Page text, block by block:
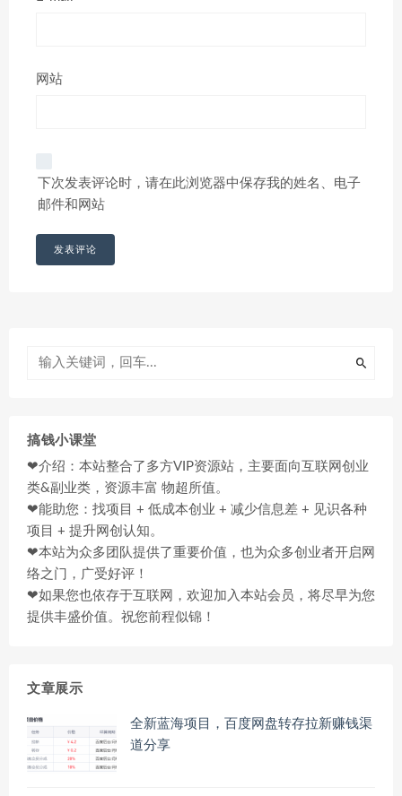
网站
下次发表评论时，请在此浏览器中保存我的姓名、电子
邮件和网站
搞钱小课堂
❤介绍：本站整合了多方VIP资源站，主要面向互联网创业
类&副业类，资源丰富 物超所值。
❤能助您：找项目 + 低成本创业 + 减少信息差 + 见识各种
项目 + 提升网创认知。
❤本站为众多团队提供了重要价值，也为众多创业者开启网
络之门，广受好评！
❤如果您也依存于互联网，欢迎加入本站会员，将尽早为您
提供丰盛价值。祝您前程似锦！
文章展示
全新蓝海项目，百度网盘转存拉新赚钱渠
道分享